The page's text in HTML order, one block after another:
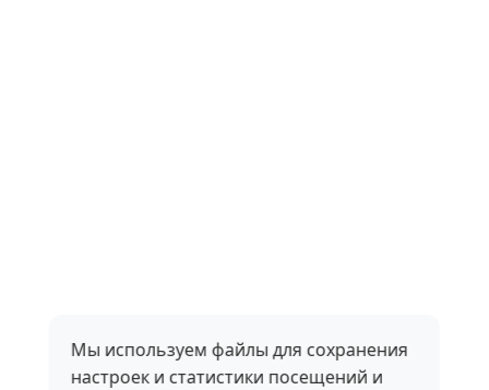
Мы используем файлы для сохранения
настроек и статистики посещений и